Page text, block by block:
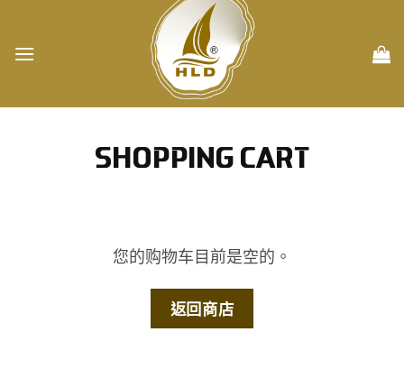
content
SHOPPING CART
您的购物车目前是空的。
返回商店